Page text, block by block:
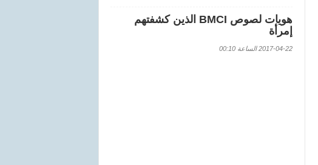
هويات لصوص BMCI الذين كشفتهم
إمرأة
2017-04-22 الساعة 00:10